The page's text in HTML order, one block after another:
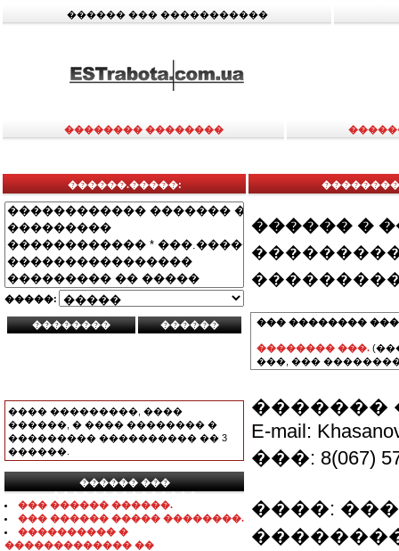
������ ��� �����������
�������� ��������
������.�����:
�����:
���� ���������, ����
������, � ���� �������� �
��������� ���������� �� 3
������.
������ ���
���������������
��� ������ ������.
��� ������ ����� ��������.
���������� �
������������� ��
������ �
��� ��������
�������� ���.
���, ���
�������
E-mail:
���: 8(067)
����: